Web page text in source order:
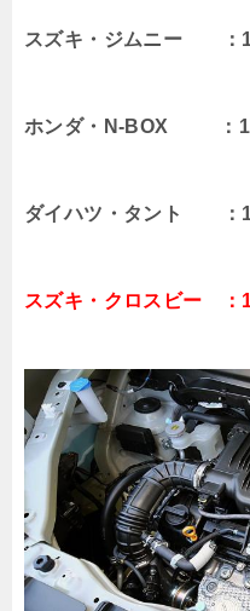
スズキ・ジムニー ：
ホンダ・N-BOX ：
ダイハツ・タント ：
スズキ・クロスビー ：